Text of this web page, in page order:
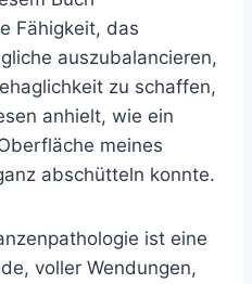
Fähigkeit, das
auszubalancieren,
zu schaffen,
anhielt, wie ein
meines
abschütteln konnte.
ist eine
voller Wendungen,